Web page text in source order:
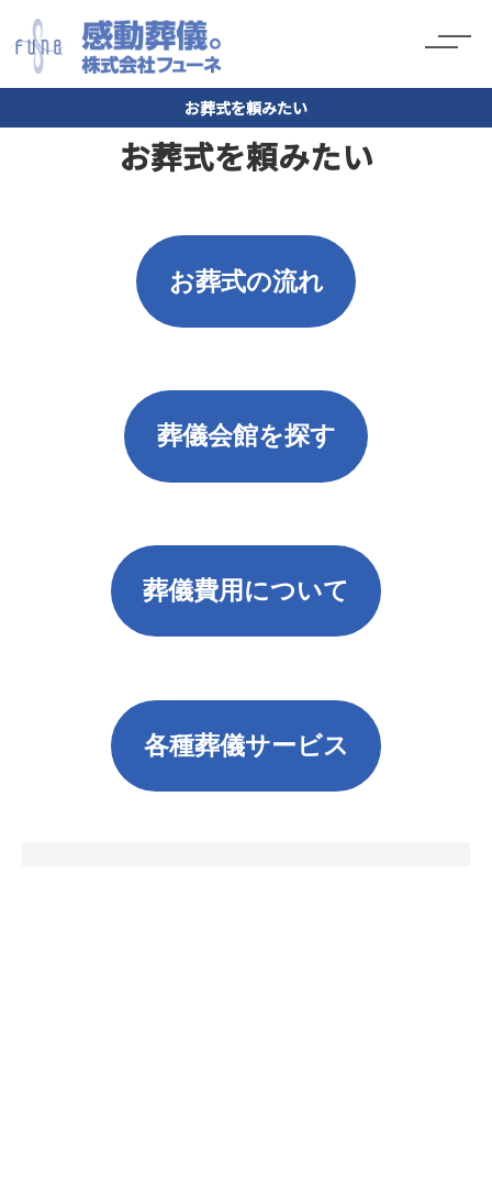
お葬式を頼みたい
お葬式を頼みたい
お葬式の流れ
葬儀会館を探す
葬儀費用について
各種葬儀サービス